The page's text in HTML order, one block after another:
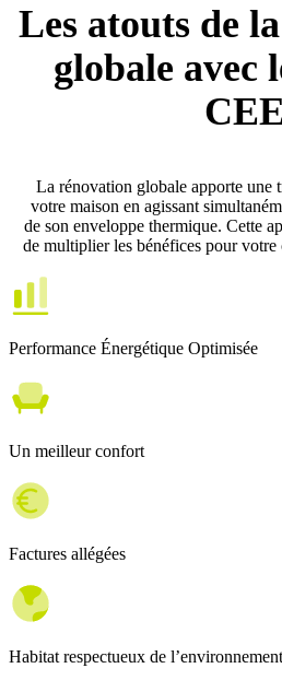
Les atouts de
globale avec
La rénovation globale apporte une
votre maison en agissant
de son enveloppe thermique. Cette
de multiplier les bénéfices pour
Performance Énergétique Optimisée
Un meilleur confort
Factures allégées
Habitat respectueux de l’environnement